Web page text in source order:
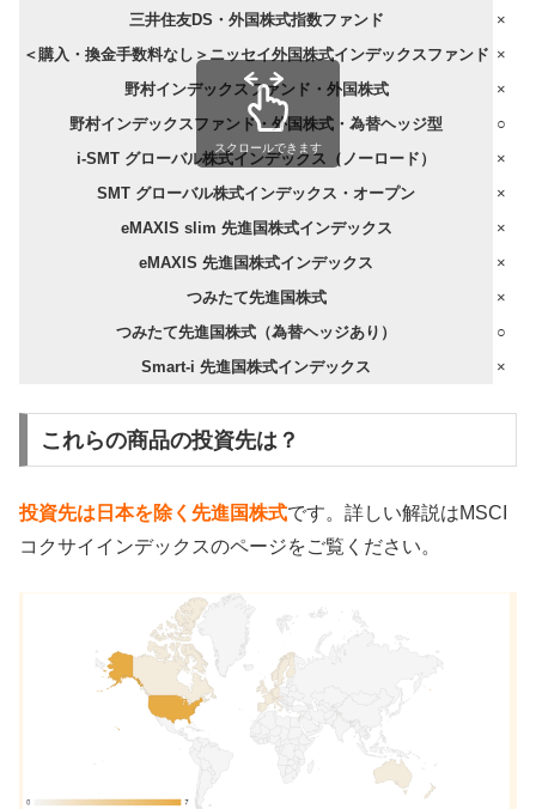
三井住友DS・外国株式指数ファンド
×
＜購入・換金手数料なし＞ニッセイ外国株式インデックスファンド ×
野村インデックスファンド・外国株式
×
野村インデックスファンド・外国株式・為替ヘッジ型
○
i-SMT グローバル株式インデックス（ノーロード）
×
SMT グローバル株式インデックス・オープン
×
eMAXIS slim 先進国株式インデックス
×
eMAXIS 先進国株式インデックス
×
つみたて先進国株式
×
つみたて先進国株式（為替ヘッジあり）
○
Smart-i 先進国株式インデックス
×
スクロールできます
これらの商品の投資先は？
投資先は日本を除く先進国株式です。詳しい解説はMSCI
コクサイインデックスのページをご覧ください。